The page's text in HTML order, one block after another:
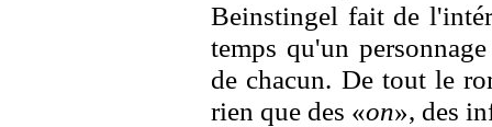
Beinstingel fait de
temps qu'un
de chacun. De tout le
rien que des «on», des